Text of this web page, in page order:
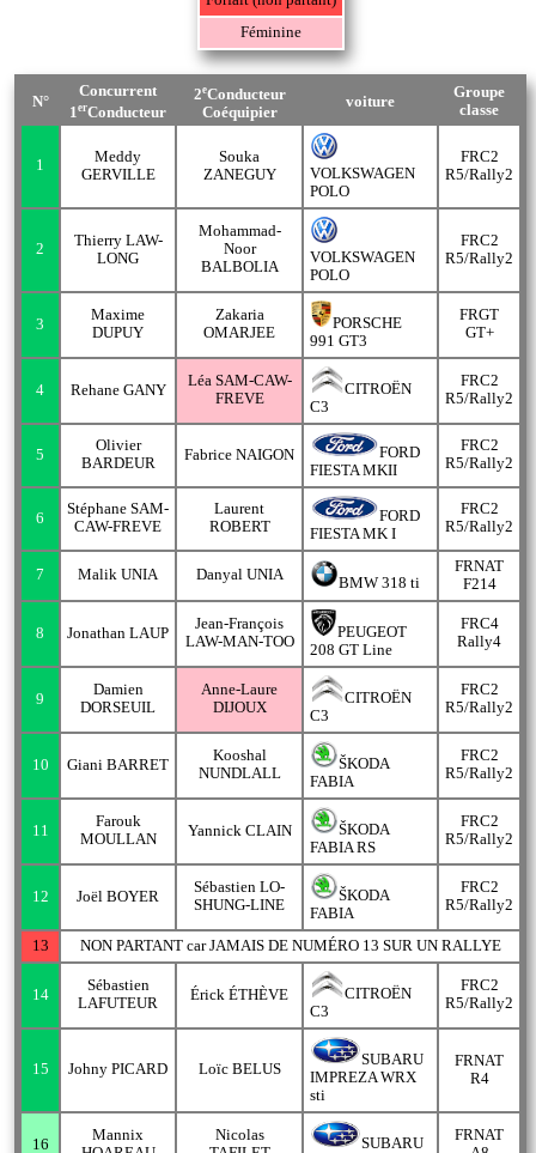
Féminine
N°
Concurrent
1erConducteur
2eConducteur
Coéquipier
voiture
Groupe
classe
1
Meddy
GERVILLE
Souka
ZANEGUY
VOLKSWAGEN
POLO
FRC2
R5/Rally2
2
Thierry LAW-
LONG
Mohammad-
Noor
BALBOLIA
VOLKSWAGEN
POLO
FRC2
R5/Rally2
3
Maxime
DUPUY
Zakaria
OMARJEE
PORSCHE
991 GT3
FRGT
GT+
4 Rehane GANY
Léa SAM-CAW-
FREVE
CITROËN
C3
FRC2
R5/Rally2
5
Olivier
BARDEUR
Fabrice NAIGON
FORD
FIESTA MKII
FRC2
R5/Rally2
6
Stéphane SAM-
CAW-FREVE
Laurent
ROBERT
FORD
FIESTA MK I
FRC2
R5/Rally2
7 Malik UNIA Danyal UNIA BMW 318 ti
FRNAT
F214
8 Jonathan LAUP
Jean-François
LAW-MAN-TOO
PEUGEOT
208 GT Line
FRC4
Rally4
9
Damien
DORSEUIL
Anne-Laure
DIJOUX
CITROËN
C3
FRC2
R5/Rally2
10 Giani BARRET
Kooshal
NUNDLALL
ŠKODA
FABIA
FRC2
R5/Rally2
11
Farouk
MOULLAN
Yannick CLAIN
ŠKODA
FABIA RS
FRC2
R5/Rally2
12 Joël BOYER
Sébastien LO-
SHUNG-LINE
ŠKODA
FABIA
FRC2
R5/Rally2
13 NON PARTANT car JAMAIS DE NUMÉRO 13 SUR UN RALLYE
14
Sébastien
LAFUTEUR
Érick ÉTHÈVE
CITROËN
C3
FRC2
R5/Rally2
15 Johny PICARD Loïc BELUS
SUBARU
IMPREZA WRX
sti
FRNAT
R4
16
Mannix
Nicolas
SUBARU
FRNAT